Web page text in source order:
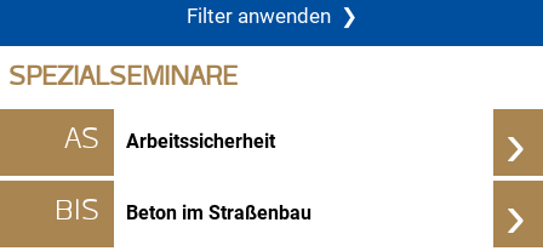
Filter anwenden❯
SPEZIALSEMINARE
AS Arbeitssicherheit ›
BIS Beton im Straßenbau ›